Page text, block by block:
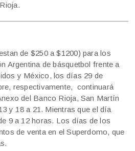
de $250 a $1200) para los
Argentina de básquetbol frente a
y México, los días 29 de
respectivamente, continuará
del Banco Rioja, San Martín
y 18 a 21. Mientras que el día
9 a 12 horas. Los días de los
de venta en el Superdomo, que